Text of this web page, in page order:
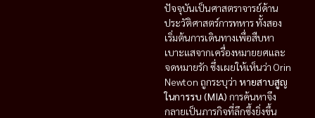
ปัจจุบันเป็นศาสตราจารย์ด้าน
ประวัติศาสตร์การทหาร ทั้งสอง
เริ่มต้นการเดินทางเพื่อสืบหา
เบาะแสจากเครื่องหมายยศและ
จดหมายรัก ซึ่งเผยให้เห็นว่า Orin
Newton ถูกระบุว่า หายสาบสูญ
ในการรบ (MIA) การค้นหาจึง
กลายเป็นภารกิจที่ลึกซึ้งยิ่งขึ้น